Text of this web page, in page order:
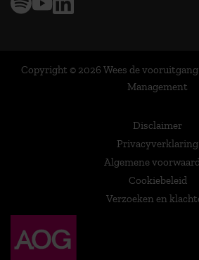
Copyright © 2026 Wees de
Management
Disclaimer
Privacyverklaring
Algemene
Cookiebeleid
Verzoeken en